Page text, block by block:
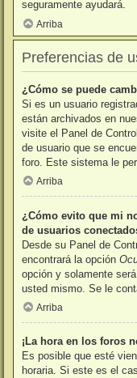
seguramente ayudará.
Arriba
Preferencias de
¿Cómo se puede
Si es un usuario
están archivados en
visite el Panel de
de usuario que se
foro. Este sistema le
Arriba
¿Cómo evito que mi
de usuarios
Desde su Panel de
encontrará la opción
opción y solamente
usted mismo. Se le
Arriba
¡La hora en los foros
Es posible que esté
horaria. Si este es el